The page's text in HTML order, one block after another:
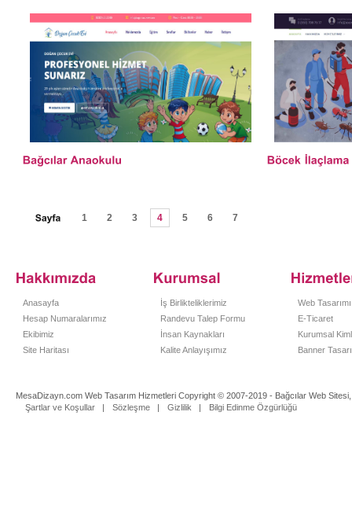
1 2 3 4 5 6 7
Anasayfa
Hesap Numaralarımız
Ekibimiz
Site Haritası
İş Birlikteliklerimiz
Randevu Talep Formu
İnsan Kaynakları
Kalite Anlayışımız
Web Tasarımı
E-Ticaret
Kurumsal
Banner
MesaDizayn.com Web Tasarım Hizmetleri Copyright © 2007-2019 - Bağcılar Web
Şartlar ve Koşullar
Sözleşme Gizlilik Bilgi Edinme Özgürlüğü